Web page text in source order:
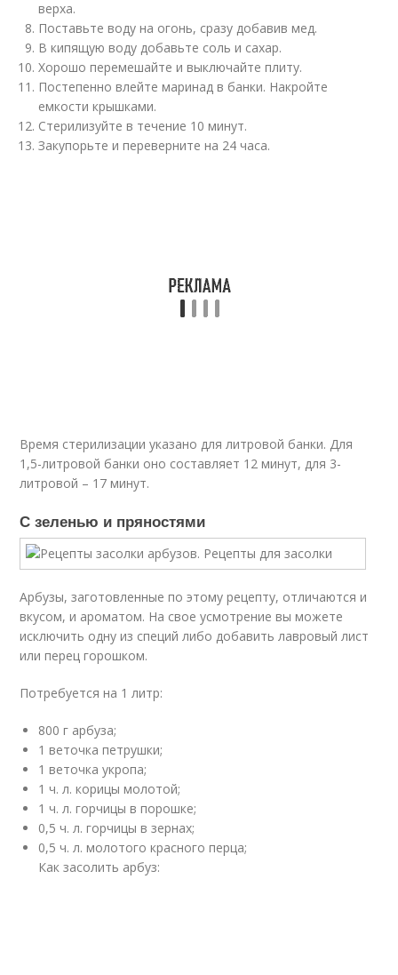
верха.
Поставьте воду на огонь, сразу добавив мед.
В кипящую воду добавьте соль и сахар.
Хорошо перемешайте и выключайте плиту.
Постепенно влейте маринад в банки. Накройте
емкости крышками.
Стерилизуйте в течение 10 минут.
Закупорьте и переверните на 24 часа.
Время стерилизации указано для литровой банки. Для
1,5-литровой банки оно составляет 12 минут, для 3-
литровой – 17 минут.
С зеленью и пряностями
Арбузы, заготовленные по этому рецепту, отличаются и
вкусом, и ароматом. На свое усмотрение вы можете
исключить одну из специй либо добавить лавровый лист
или перец горошком.
Потребуется на 1 литр:
800 г арбуза;
1 веточка петрушки;
1 веточка укропа;
1 ч. л. корицы молотой;
1 ч. л. горчицы в порошке;
0,5 ч. л. горчицы в зернах;
0,5 ч. л. молотого красного перца;
Как засолить арбуз: